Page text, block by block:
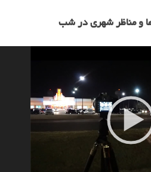
و مناظر شهری در شب